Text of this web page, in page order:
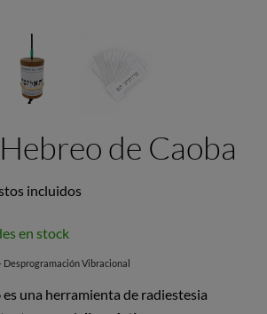
de Caoba
incluidos
en stock
Desprogramación Vibracional
es una herramienta de radiestesia